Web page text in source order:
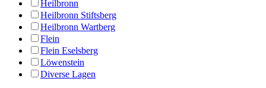
Heilbronn
Heilbronn Stiftsberg
Heilbronn Wartberg
Flein
Flein Eselsberg
Löwenstein
Diverse Lagen